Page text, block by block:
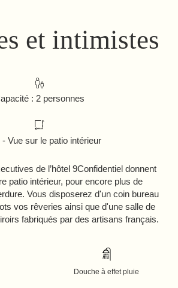
et intimistes
: 2 personnes
- Vue sur le patio intérieur
de l’hôtel 9Confidentiel donnent
patio intérieur, pour encore plus de
Vous disposerez d'un coin bureau
vos rêveries ainsi que d'une salle de
fabriqués par des artisans français.
Douche à effet pluie